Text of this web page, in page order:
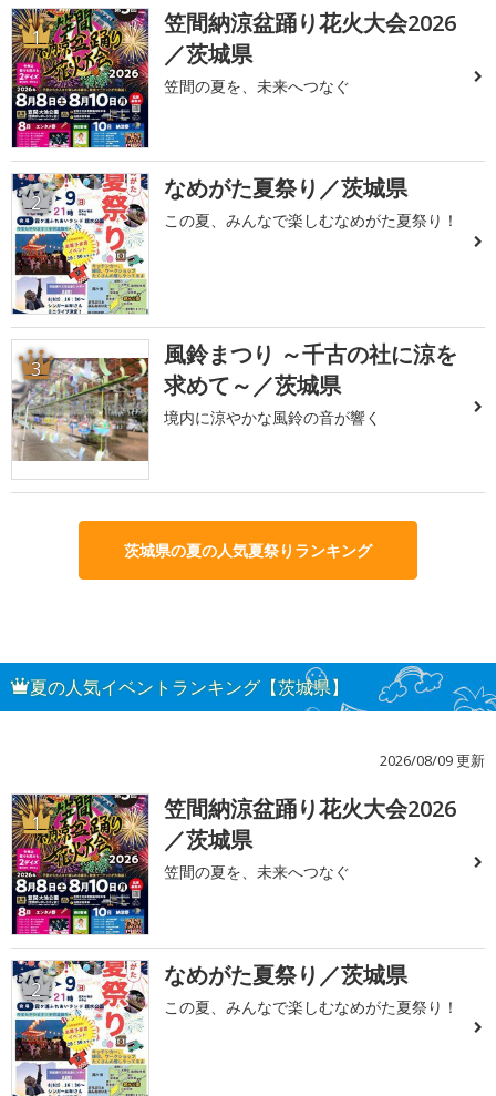
1
笠間納涼盆踊り花火大会2026
／茨城県
笠間の夏を、未来へつなぐ
2 なめがた夏祭り／茨城県
この夏、みんなで楽しむなめがた夏祭り！
3
風鈴まつり ～千古の社に涼を
求めて～／茨城県
境内に涼やかな風鈴の音が響く
茨城県の夏の人気夏祭りランキング
夏の人気イベントランキング【茨城県】
2026/08/09 更新
1
笠間納涼盆踊り花火大会2026
／茨城県
笠間の夏を、未来へつなぐ
2 なめがた夏祭り／茨城県
この夏、みんなで楽しむなめがた夏祭り！